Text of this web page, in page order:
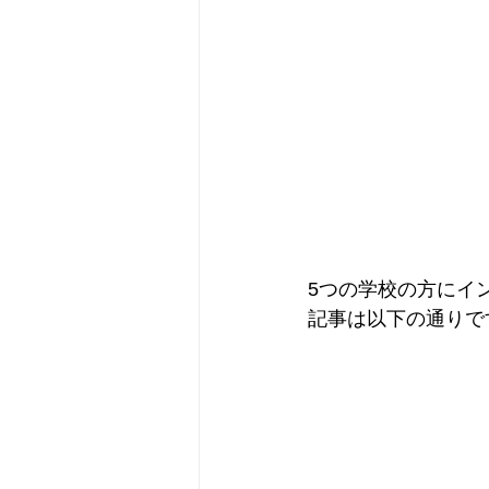
5つの学校の方にイ
記事は以下の通りで